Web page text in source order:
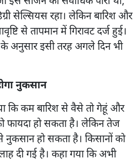
सेल्सियस रहा। लेकिन बारिश और
से तापमान में गिरावट दर्ज हुई।
के अनुसार इसी तरह अगले दिन भी
नुकसान
कि कम बारिश से वैसे तो गेहूं और
फायदा हो सकता है। लेकिन तेज
हो सकता है। किसानों को
दी गई है। कहा गया कि अभी